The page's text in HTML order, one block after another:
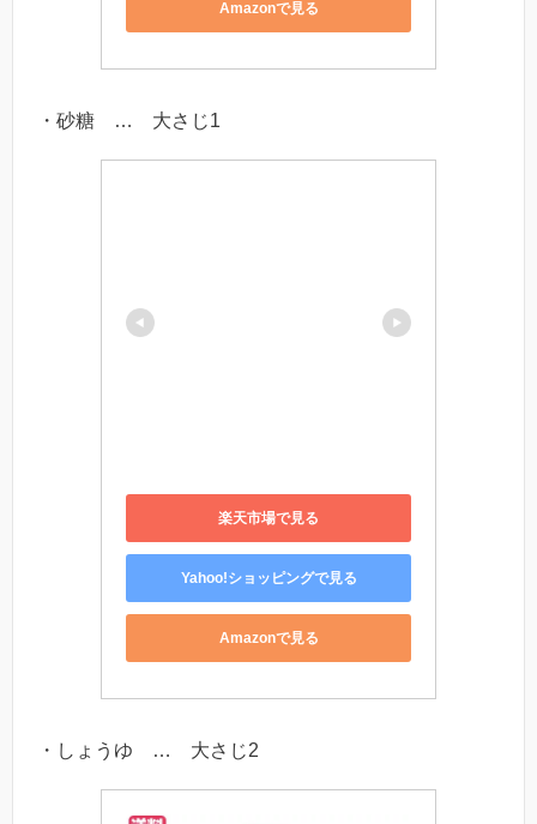
Amazonで見る
・砂糖 … 大さじ1
楽天市場で見る
Yahoo!ショッピングで見る
Amazonで見る
・しょうゆ … 大さじ2